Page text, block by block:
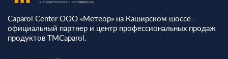
Caparol Center ООО «Метеор» на Каширском шоссе -
официальный партнер и центр профессиональных продаж
продуктов ТМCaparol.